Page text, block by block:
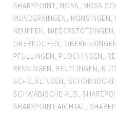
SHAREPOINT, MOSS, MOSS
MUNDERKINGEN, MÜNSINGEN,
NEUFFEN, NIEDERSTOTZINGEN,
OBERKOCHEN, OBERRIEXINGEN
PFULLINGEN, PLOCHINGEN,
RENNINGEN, REUTLINGEN,
SCHELKLINGEN, SCHORNDORF,
SCHWÄBISCHE ALB,
SHAREPOINT AICHTAL,